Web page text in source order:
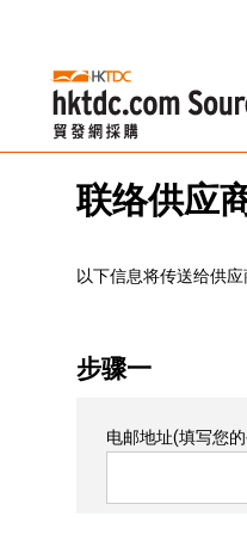
联络供应
以下信息将传送给供应
步骤一
电邮地址(填写您